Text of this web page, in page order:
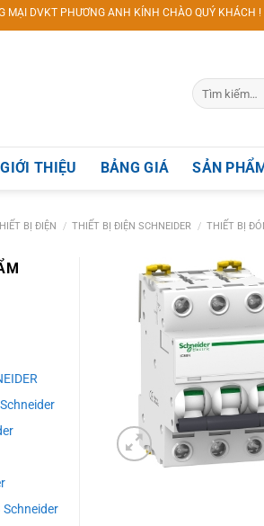
PHƯƠNG ANH KÍNH CHÀO QUÝ KHÁCH ! ●
GIỚI THIỆU BẢNG GIÁ SẢN
BỊ ĐIỆN / THIẾT BỊ ĐIỆN SCHNEIDER / THIẾT BỊ
Schneider